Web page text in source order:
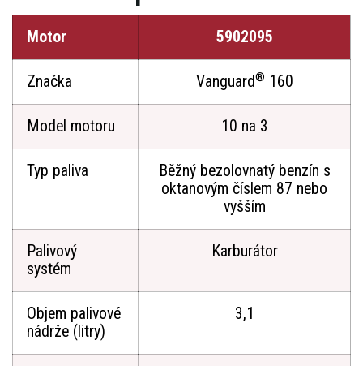
Motor 5902095
Značka Vanguard® 160
Model motoru 10 na 3
Typ paliva
Běžný bezolovnatý benzín s
oktanovým číslem 87 nebo
vyšším
Palivový
systém
Karburátor
Objem palivové
nádrže (litry)
3,1